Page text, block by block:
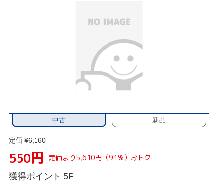
中古 新品
定価 ¥6,160
550円 定価より5,610円（91%）おトク
獲得ポイント 5P